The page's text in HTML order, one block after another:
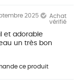
2025
Achat
vérifié
et adorable
un très bon
ce produit